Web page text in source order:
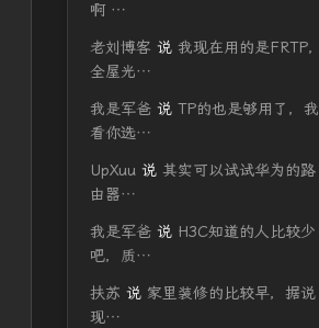
啊 …
老刘博客 说 我现在用的是FRTP，
全屋光…
我是军爸 说 TP的也是够用了，我
看你选…
UpXuu 说 其实可以试试华为的路
由器…
我是军爸 说 H3C知道的人比较少
吧，质…
扶苏 说 家里装修的比较早，据说
现…